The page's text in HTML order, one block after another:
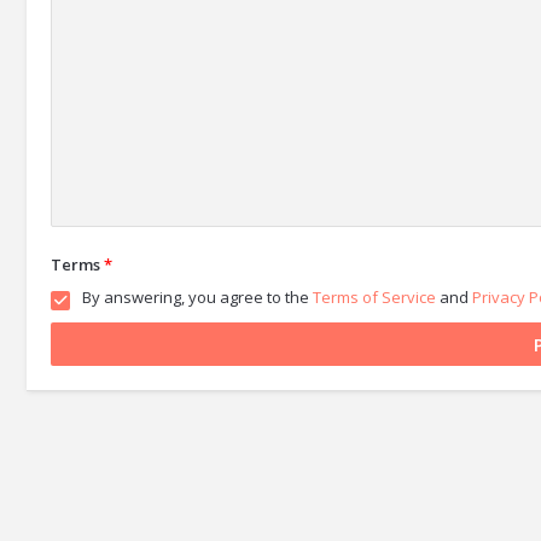
Terms*
By answering, you agree to the Terms of Service and Privacy